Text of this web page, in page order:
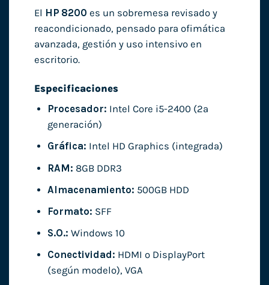
El HP 8200 es un sobremesa revisado y
reacondicionado, pensado para ofimática
avanzada, gestión y uso intensivo en
escritorio.
Especificaciones
Procesador: Intel Core i5-2400 (2ª
generación)
Gráfica: Intel HD Graphics (integrada)
RAM: 8GB DDR3
Almacenamiento: 500GB HDD
Formato: SFF
S.O.: Windows 10
Conectividad: HDMI o DisplayPort
(según modelo), VGA